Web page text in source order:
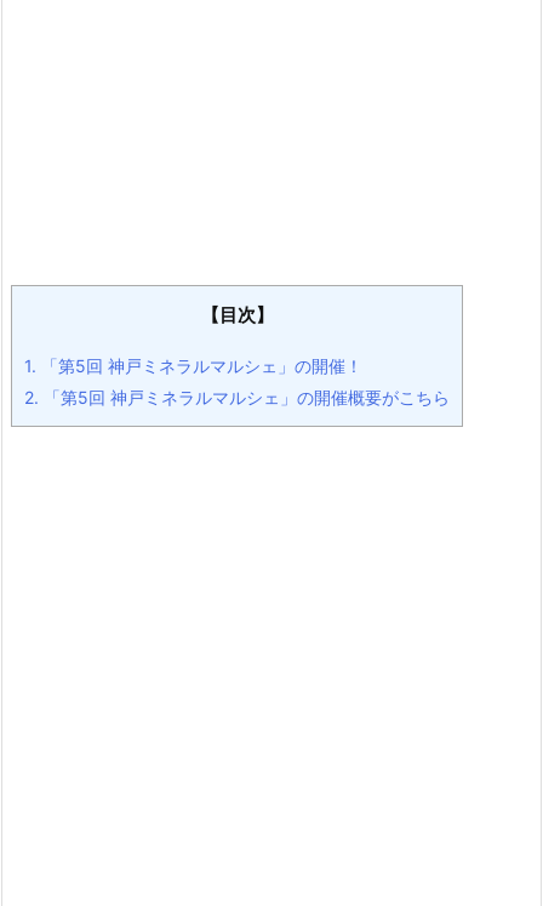
【目次】
1. 「第5回 神戸ミネラルマルシェ」の開催！
2. 「第5回 神戸ミネラルマルシェ」の開催概要がこちら